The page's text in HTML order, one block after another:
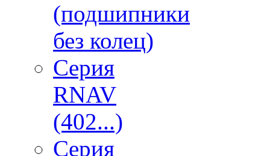
(подшипники
без колец)
Серия
RNAV
(402...)
Серия